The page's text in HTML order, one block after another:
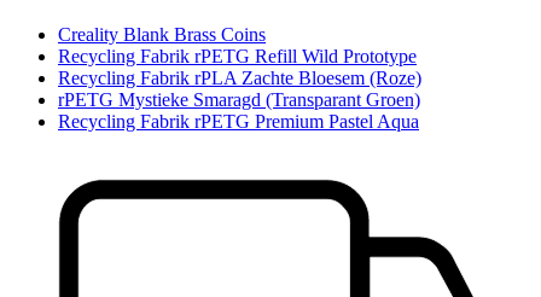
Creality Blank Brass Coins
Recycling Fabrik rPETG Refill Wild Prototype
Recycling Fabrik rPLA Zachte Bloesem (Roze)
rPETG Mystieke Smaragd (Transparant Groen)
Recycling Fabrik rPETG Premium Pastel Aqua